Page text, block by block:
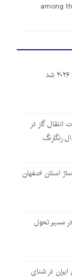
among
گاز در
استان اصفهان
مسیر تحول
اول ایران در شنای